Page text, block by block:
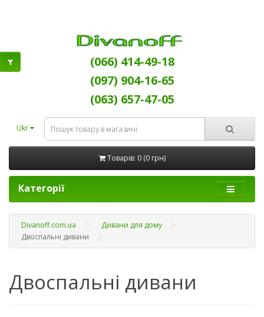
(066) 414-49-18
(097) 904-16-65
(063) 657-47-05
Ukr
Товарів: 0 (0 грн)
Категорії
Divanoff.com.ua
Дивани для дому
Двоспальні дивани
Двоспальні дивани